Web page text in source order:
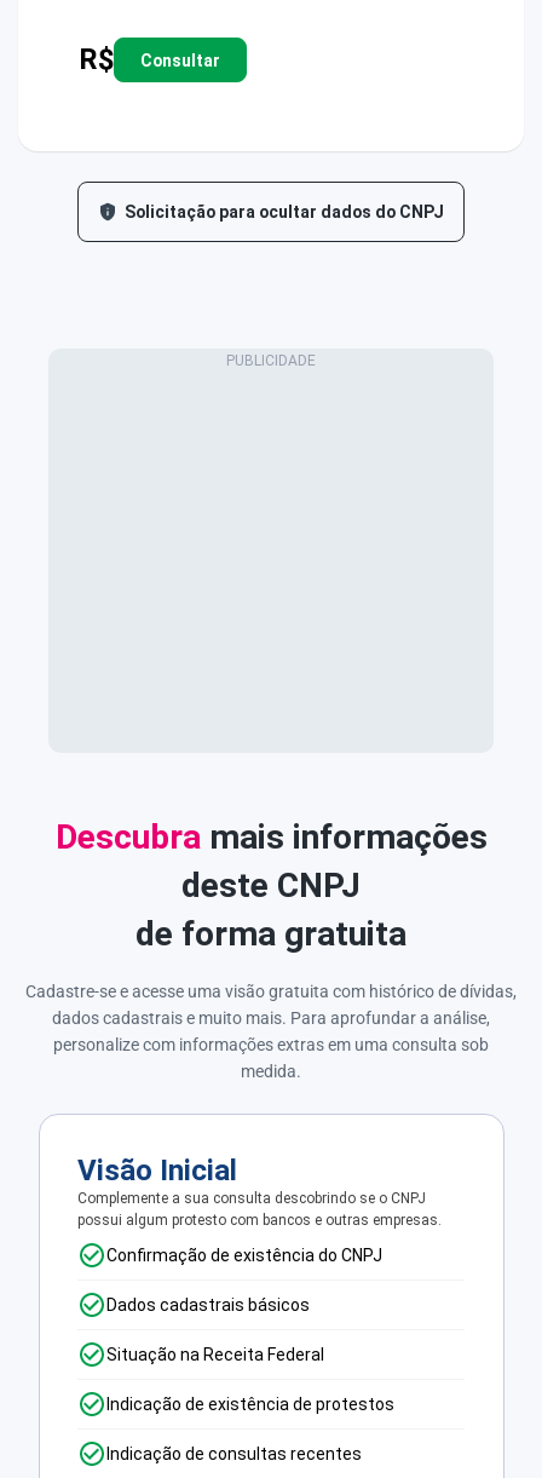
R$ Consultar
Solicitação para ocultar dados do CNPJ
Descubramais informações
deste CNPJ
de forma gratuita
Cadastre-se e acesse uma visão gratuita com histórico de dívidas,
dados cadastrais e muito mais. Para aprofundar a análise,
personalize com informações extras em uma consulta sob
medida.
Visão Inicial
Complemente a sua consulta descobrindo se o CNPJ
possui algum protesto com bancos e outras empresas.
Confirmação de existência do CNPJ
Dados cadastrais básicos
Situação na Receita Federal
Indicação de existência de protestos
Indicação de consultas recentes